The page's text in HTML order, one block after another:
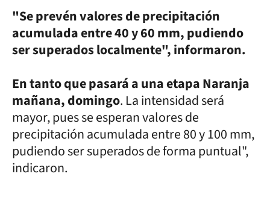
"Se prevén valores de precipitación
acumulada entre 40 y 60 mm, pudiendo
ser superados localmente", informaron.
En tanto que pasará a una etapa Naranja
mañana, domingo. La intensidad será
mayor, pues se esperan valores de
precipitación acumulada entre 80 y 100 mm,
pudiendo ser superados de forma puntual",
indicaron.